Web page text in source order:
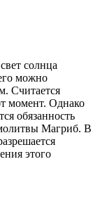
солнца
можно
Считается
момент. Однако
обязанность
Магриб. В
этого